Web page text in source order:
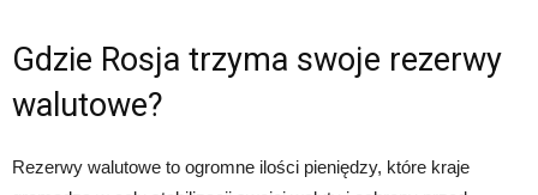
Gdzie Rosja trzyma swoje rezerwy
walutowe?
Rezerwy walutowe to ogromne ilości pieniędzy, które kraje